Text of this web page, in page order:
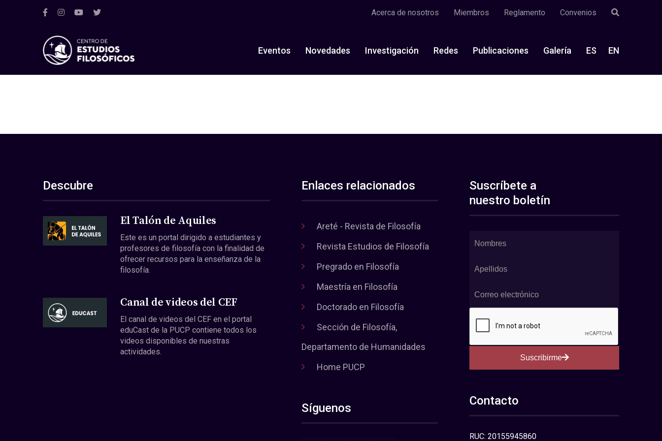
Acerca de nosotros Miembros Reglamento Convenios
Eventos Novedades Investigación Redes Publicaciones Galería ES EN
Descubre
El Talón de Aquiles
Este es un portal dirigido a estudiantes y
profesores de filosofía con la finalidad de
ofrecer recursos para la enseñanza de la
filosofía.
Canal de videos del CEF
El canal de videos del CEF en el portal
eduCast de la PUCP contiene todos los
videos disponibles de nuestras
actividades.
Enlaces relacionados
Areté - Revista de Filosofía
Revista Estudios de Filosofía
Pregrado en Filosofía
Maestría en Filosofía
Doctorado en Filosofía
Sección de Filosofía,
Departamento de Humanidades
Home PUCP
Síguenos
Suscríbete a
nuestro boletín
Suscribirme
Contacto
RUC: 20155945860